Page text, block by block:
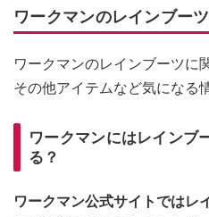
ワークマンのレインブー
ワークマンのレインブーツに
その他アイテムなど気になる
ワークマンにはレインブ
る？
ワークマン公式サイトではレ